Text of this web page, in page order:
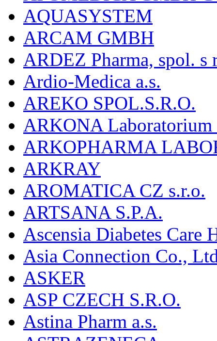
AQUASYSTEM
ARCAM GMBH
ARDEZ Pharma, spol. s
Ardio-Medica a.s.
AREKO SPOL.S.R.O.
ARKONA
ARKOPHARMA
ARKRAY
AROMATICA CZ s.r.o.
ARTSANA S.P.A.
Ascensia Diabetes Care
Asia Connection Co.,
ASKER
ASP CZECH S.R.O.
Astina Pharm a.s.